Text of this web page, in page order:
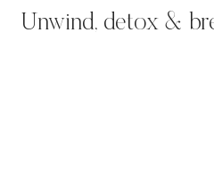
Unwind, detox &